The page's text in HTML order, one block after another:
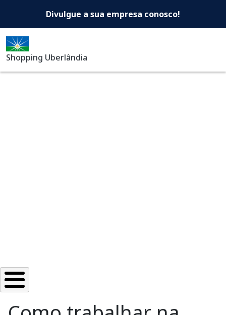
Shopping Uberlândia -
Divulgue a sua empresa conosco!
Shopping Uberlândia